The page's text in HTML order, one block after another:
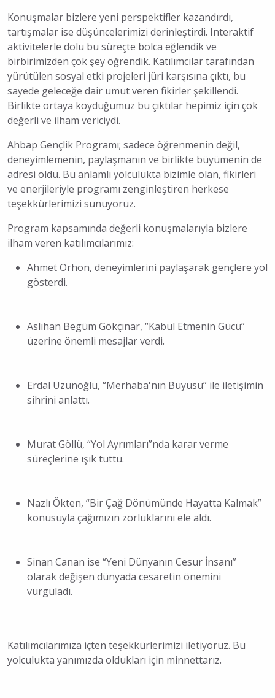
Konuşmalar bizlere yeni perspektifler kazandırdı,
tartışmalar ise düşüncelerimizi derinleştirdi. Interaktif
aktivitelerle dolu bu süreçte bolca eğlendik ve
birbirimizden çok şey öğrendik. Katılımcılar tarafından
yürütülen sosyal etki projeleri jüri karşısına çıktı, bu
sayede geleceğe dair umut veren fikirler şekillendi.
Birlikte ortaya koyduğumuz bu çıktılar hepimiz için çok
değerli ve ilham vericiydi.
Ahbap Gençlik Programı; sadece öğrenmenin değil,
deneyimlemenin, paylaşmanın ve birlikte büyümenin de
adresi oldu. Bu anlamlı yolculukta bizimle olan, fikirleri
ve enerjileriyle programı zenginleştiren herkese
teşekkürlerimizi sunuyoruz.
Program kapsamında değerli konuşmalarıyla bizlere
ilham veren katılımcılarımız:
Ahmet Orhon, deneyimlerini paylaşarak gençlere yol
gösterdi.
Aslıhan Begüm Gökçınar, “Kabul Etmenin Gücü”
üzerine önemli mesajlar verdi.
Erdal Uzunoğlu, “Merhaba'nın Büyüsü” ile iletişimin
sihrini anlattı.
Murat Göllü, “Yol Ayrımları”nda karar verme
süreçlerine ışık tuttu.
Nazlı Ökten, “Bir Çağ Dönümünde Hayatta Kalmak”
konusuyla çağımızın zorluklarını ele aldı.
Sinan Canan ise “Yeni Dünyanın Cesur İnsanı”
olarak değişen dünyada cesaretin önemini
vurguladı.
Katılımcılarımıza içten teşekkürlerimizi iletiyoruz. Bu
yolculukta yanımızda oldukları için minnettarız.